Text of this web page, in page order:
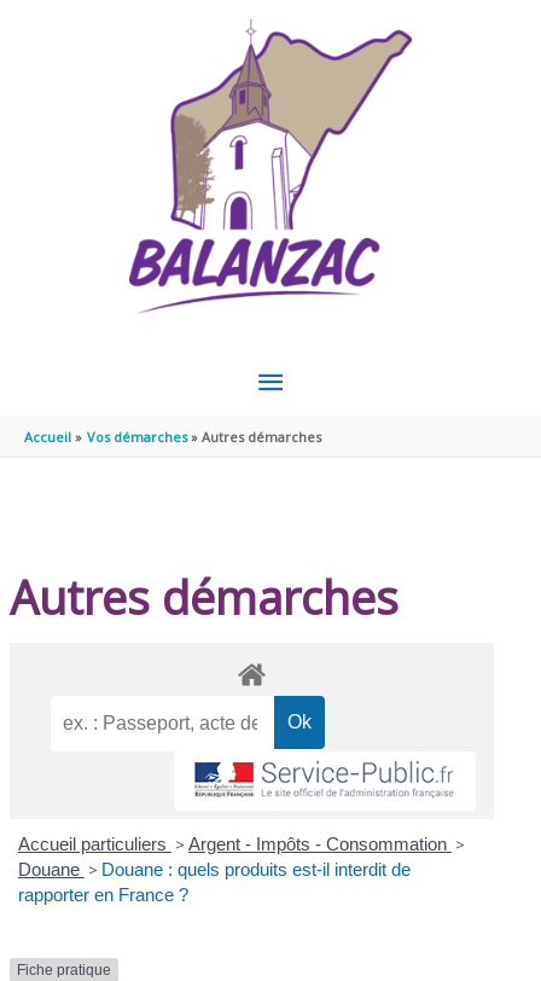
MENU
PRINCIPAL
Accueil Vos démarches Autres démarches
Autres démarches
Accueil particuliers > Argent - Impôts - Consommation >
Douane > Douane : quels produits est-il interdit de
rapporter en France ?
Fiche pratique